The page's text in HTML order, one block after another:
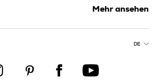
für wohn
braune fliesen
fliesen
fliesen für wohn und
schlafzimmer
Mehr ansehen
DE